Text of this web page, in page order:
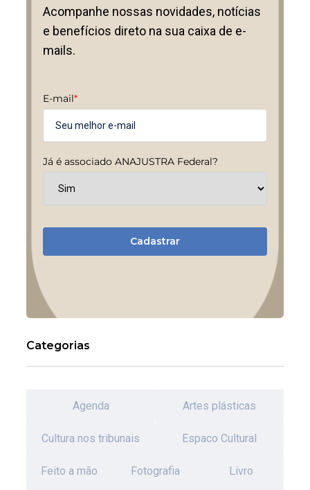
Acompanhe nossas novidades, notícias
e benefícios direto na sua caixa de e-
mails.
E-mail*
Já é associado ANAJUSTRA Federal?
Cadastrar
Categorias
Agenda Artes plásticas
Cultura nos tribunais Espaco Cultural
Feito a mão Fotografia Livro